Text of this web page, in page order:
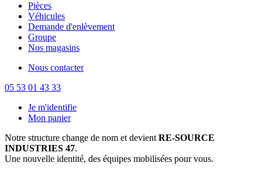
Pièces
Véhicules
Demande d'enlèvement
Groupe
Nos magasins
Nous contacter
05 53 01 43 33
Je m'identifie
Mon panier
Notre structure change de nom et devient RE-SOURCE
INDUSTRIES 47.
Une nouvelle identité, des équipes mobilisées pour vous.